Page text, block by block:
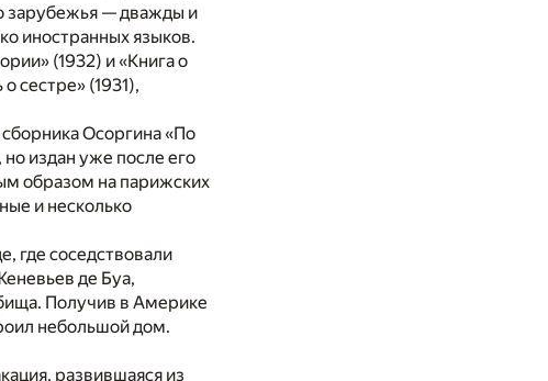
зарубежья — дважды и
иностранных языков.
(1932) и «Книга о
сестре» (1931),
Осоргина «По
издан уже после его
образом на парижских
и несколько
где соседствовали
де Буа,
Получив в Америке
небольшой дом.
развившаяся из